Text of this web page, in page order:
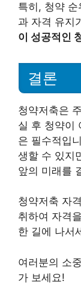
특히, 청약
과 자격 유지
이 성공적인
결론
청약저축은
실 후 청약이
은 필수적입
생할 수 있지
앞의 미래를
청약저축 자
취하여 자격
한 길에 나서
여러분의 소
가 보세요!